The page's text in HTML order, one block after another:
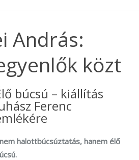
András:
közt
búcsú – kiállítás
Ferenc
halottbúcsúztatás, hanem élő